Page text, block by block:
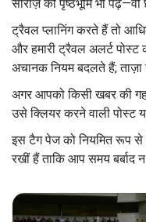
सीरीज़ की पृष्ठभूमि भी
ट्रैवल प्लानिंग करते हैं तो
और हमारी ट्रैवल अलर्ट
अचानक नियम बदलते हैं;
अगर आपको किसी खबर की
उसे क्लियर करने वाली पोस्ट
इस टैग पेज को नियमित रूप
रखीं हैं ताकि आप समय बर्बाद